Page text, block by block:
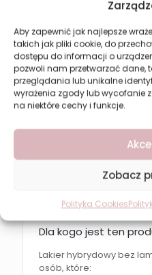
Aby zapewnić jak najlepsze
takich jak pliki cookie, do
dostępu do informacji o
pozwoli nam przetwarzać dane,
przeglądania lub unikalne
wyrażenia zgody lub wycofanie
na niektóre cechy i funkcje.
Zobacz
Polityka Cookies
odporność na
szybkie
łatwa aplikacja
estetyczne i trwałe
Zastosowanie i efekt
intensywnym kolorze.
i elegancko przez wiele
Dla lepszego efektu i
zastosować top coat z
Dla kogo jest ten
Lakier hybrydowy bez
osób, które: